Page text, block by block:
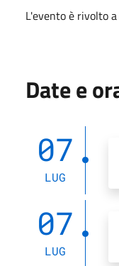
L'evento è rivolto
Date e
07
LUG
07
LUG